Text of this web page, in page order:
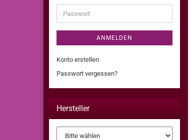
Adresse
Passwort
ANMELDEN
Konto erstellen
Passwort vergessen?
Hersteller